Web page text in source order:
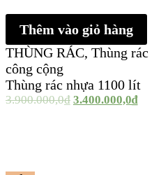
Thêm vào giỏ hàng
THÙNG RÁC, Thùng rác
công cộng
Thùng rác nhựa 1100 lít
3.900.000,0₫ 3.400.000,0₫